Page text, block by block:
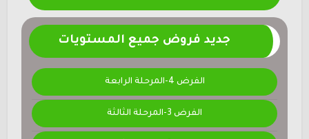
جديد فروض جميع المستويات
الفرض 4-المرحلة الرابعة
الفرض 3-المرحلة الثالثة